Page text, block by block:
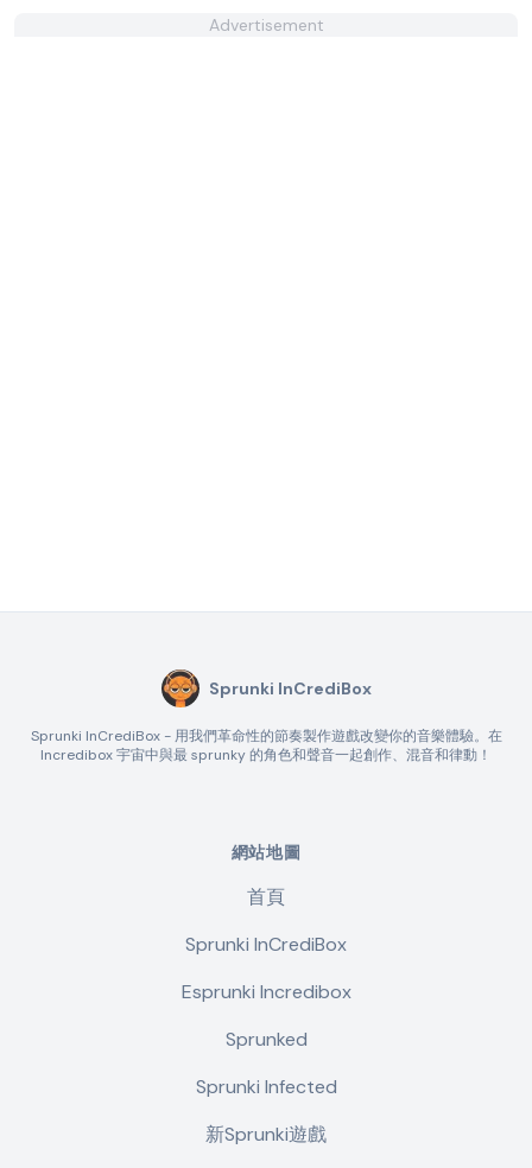
Advertisement
Sprunki InCrediBox
Sprunki InCrediBox - 用我們革命性的節奏製作遊戲改變你的音樂體驗。在
Incredibox 宇宙中與最 sprunky 的角色和聲音一起創作、混音和律動！
網站地圖
首頁
Sprunki InCrediBox
Esprunki Incredibox
Sprunked
Sprunki Infected
新Sprunki遊戲